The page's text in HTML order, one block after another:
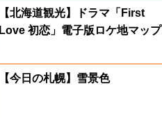
【北海道観光】ドラマ「First
Love 初恋」電子版ロケ地マップ
【今日の札幌】雪景色